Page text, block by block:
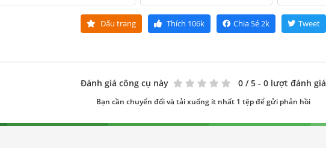
Dấu trang Thích 106k Chia Sẻ2k Tweet
Đánh giá công cụ này 0 / 5 - 0 lượt đánh giá
Bạn cần chuyển đổi và tải xuống ít nhất 1 tệp để gửi phản hồi